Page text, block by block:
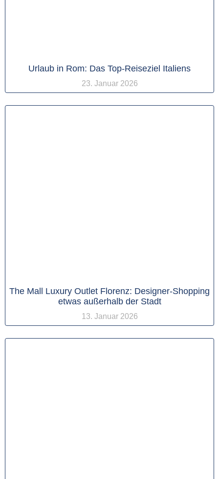
Urlaub in Rom: Das Top-Reiseziel Italiens
23. Januar 2026
The Mall Luxury Outlet Florenz: Designer-Shopping
etwas außerhalb der Stadt
13. Januar 2026